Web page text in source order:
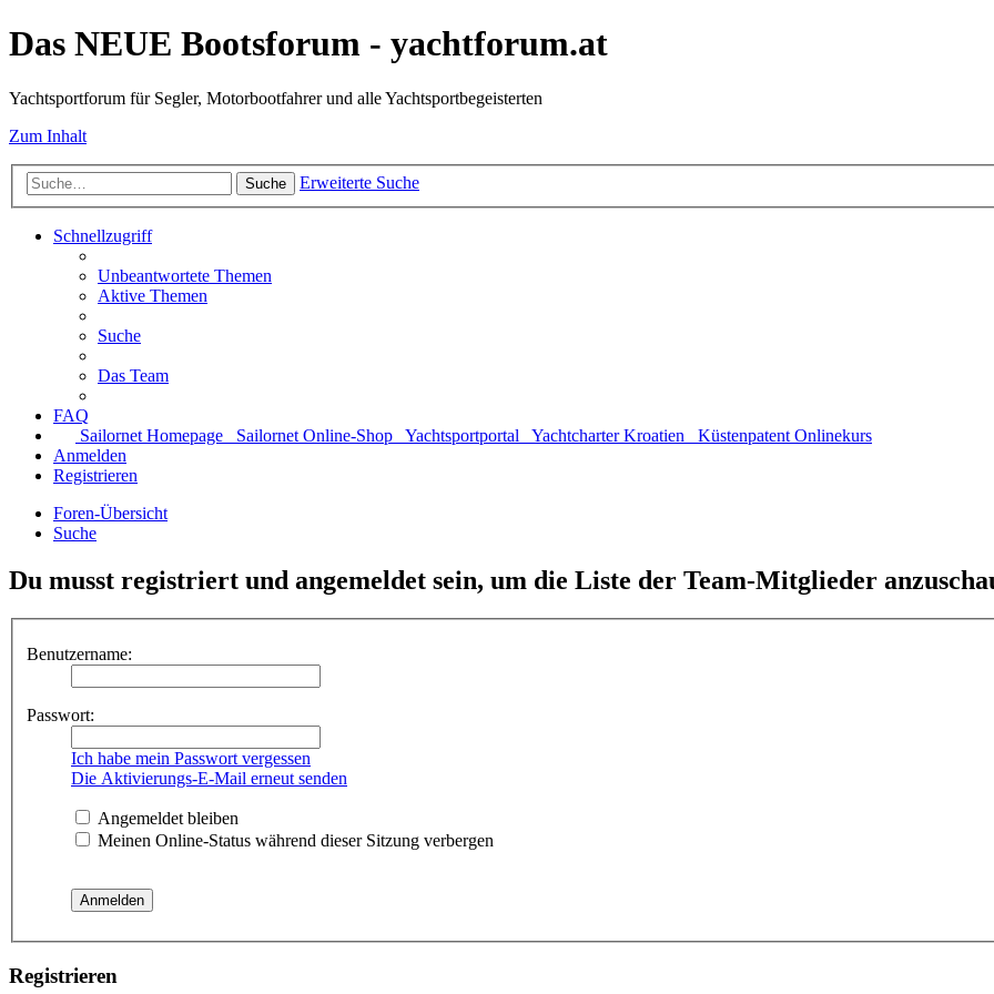
Das NEUE Bootsforum - yachtforum.at
Yachtsportforum für Segler, Motorbootfahrer und alle Yachtsportbegeisterten
Zum Inhalt
Suche Erweiterte Suche
Schnellzugriff
Unbeantwortete Themen
Aktive Themen
Suche
Das Team
FAQ
Sailornet Homepage
Sailornet Online-Shop Yachtsportportal Yachtcharter Kroatien
Küstenpatent Onlinekurs
Anmelden
Registrieren
Foren-Übersicht
Suche
Du musst registriert und angemeldet sein, um die Liste der Team-Mitglieder
Benutzername:
Passwort:
Ich habe mein Passwort vergessen
Die Aktivierungs-E-Mail erneut senden
Angemeldet bleiben
Meinen Online-Status während dieser Sitzung verbergen
Registrieren